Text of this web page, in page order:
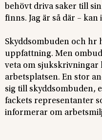
behövt driva saker till
finns. Jag är så där –
Skyddsombuden och hr
uppfattning. Men
veta om sjukskrivningar
arbetsplatsen. En stor
sig till skyddsombuden,
fackets representanter
informerar om